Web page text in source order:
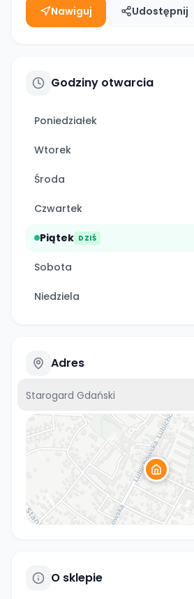
Nawiguj Udostępnij
Godziny otwarcia
Poniedziałek
Wtorek
Środa
Czwartek
Piątek DZIŚ
Sobota
Niedziela
Adres
Starogard Gdański
O sklepie